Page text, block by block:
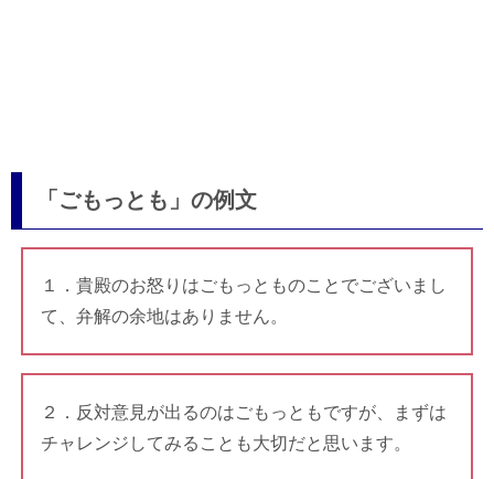
「ごもっとも」の例文
１．貴殿のお怒りはごもっとものことでございまし
て、弁解の余地はありません。
２．反対意見が出るのはごもっともですが、まずは
チャレンジしてみることも大切だと思います。